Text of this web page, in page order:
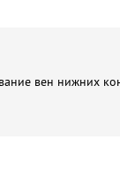
вен нижних